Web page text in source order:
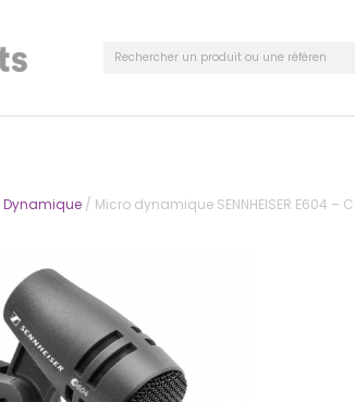
Dynamique / Micro dynamique SENNHEISER E604 –